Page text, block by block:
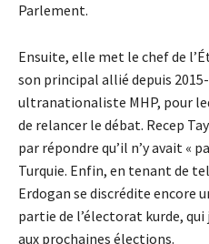
Parlement.
Ensuite, elle met le chef de
son principal allié depuis
ultranationaliste MHP, pour
de relancer le débat. Recep
par répondre qu’il n’y avait «
Turquie. Enfin, en tenant de
Erdogan se discrédite encore
partie de l’électorat kurde,
aux prochaines élections.